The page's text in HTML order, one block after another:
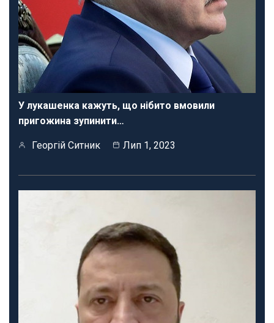
У лукашенка кажуть, що нібито вмовили
пригожина зупинити…
Георгій Ситник Лип 1, 2023